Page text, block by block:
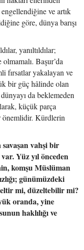
ve artık
göre, dünya barışı
yanıltıldılar;
Başur’da
fırsatlar yakalayan ve
bir güç hâlinde olan
da beklemeden
küçük parça
önemlidir. Kürdlerin
vahşi bir
Yüz yıl önceden
komşu Müslüman
günümüzdeki
mi, düzeltebilir mi?
oranda, yine
haklılığı ve